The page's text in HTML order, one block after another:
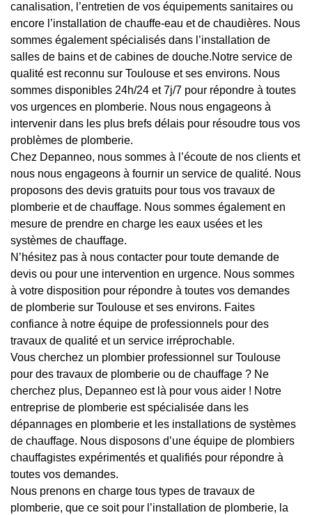
canalisation, l’entretien de vos équipements sanitaires ou
encore l’installation de chauffe-eau et de chaudières. Nous
sommes également spécialisés dans l’installation de
salles de bains et de cabines de douche.Notre service de
qualité est reconnu sur Toulouse et ses environs. Nous
sommes disponibles 24h/24 et 7j/7 pour répondre à toutes
vos urgences en plomberie. Nous nous engageons à
intervenir dans les plus brefs délais pour résoudre tous vos
problèmes de plomberie.
Chez Depanneo, nous sommes à l’écoute de nos clients et
nous nous engageons à fournir un service de qualité. Nous
proposons des devis gratuits pour tous vos travaux de
plomberie et de chauffage. Nous sommes également en
mesure de prendre en charge les eaux usées et les
systèmes de chauffage.
N’hésitez pas à nous contacter pour toute demande de
devis ou pour une intervention en urgence. Nous sommes
à votre disposition pour répondre à toutes vos demandes
de plomberie sur Toulouse et ses environs. Faites
confiance à notre équipe de professionnels pour des
travaux de qualité et un service irréprochable.
Vous cherchez un plombier professionnel sur Toulouse
pour des travaux de plomberie ou de chauffage ? Ne
cherchez plus, Depanneo est là pour vous aider ! Notre
entreprise de plomberie est spécialisée dans les
dépannages en plomberie et les installations de systèmes
de chauffage. Nous disposons d’une équipe de plombiers
chauffagistes expérimentés et qualifiés pour répondre à
toutes vos demandes.
Nous prenons en charge tous types de travaux de
plomberie, que ce soit pour l’installation de plomberie, la